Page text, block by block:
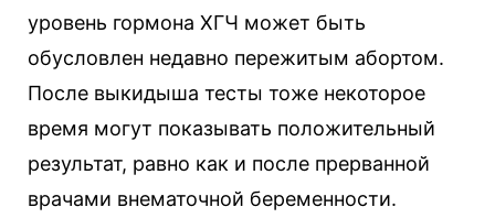
уровень гормона ХГЧ может быть
обусловлен недавно пережитым абортом.
После выкидыша тесты тоже некоторое
время могут показывать положительный
результат, равно как и после прерванной
врачами внематочной беременности.